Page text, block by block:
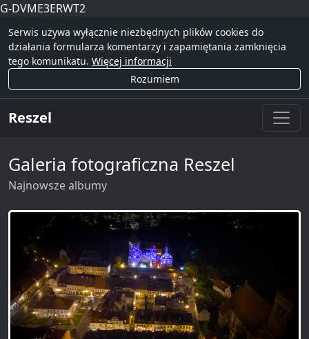
G-DVME3ERWT2
Serwis używa wyłącznie niezbędnych plików cookies do
działania formularza komentarzy i zapamiętania zamknięcia
tego komunikatu. Więcej informacji
Rozumiem
Reszel
Galeria fotograficzna Reszel
Najnowsze albumy